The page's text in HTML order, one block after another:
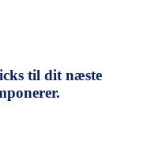
til dit næste